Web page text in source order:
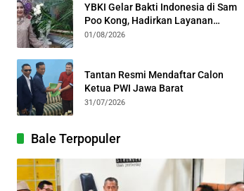
YBKI Gelar Bakti Indonesia di Sam
Poo Kong, Hadirkan Layanan
Kesehatan Gratis dan Dialog
01/08/2026
Tantan Resmi Mendaftar Calon
Ketua PWI Jawa Barat
31/07/2026
Bale Terpopuler